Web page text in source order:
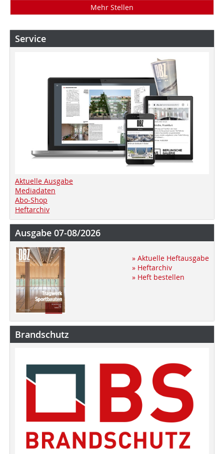
Mehr Stellen
Service
Aktuelle Ausgabe
Mediadaten
Abo-Shop
Heftarchiv
Ausgabe 07-08/2026
» Aktuelle Heftausgabe
» Heftarchiv
» Heft bestellen
Brandschutz